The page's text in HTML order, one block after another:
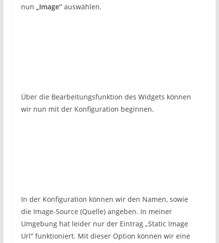
nun „Image“auswählen.
Über die Bearbeitungsfunktion des Widgets können
wir nun mit der Konfiguration beginnen.
In der Konfiguration können wir den Namen, sowie
die Image-Source (Quelle) angeben. In meiner
Umgebung hat leider nur der Eintrag „Static Image
Url“ funktioniert. Mit dieser Option können wir eine